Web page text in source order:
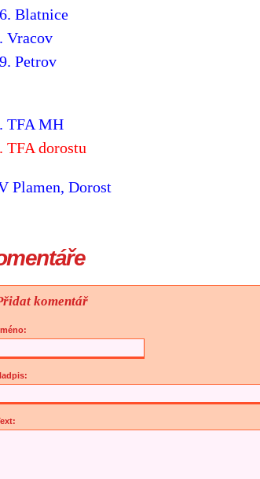
Blatnice
Vracov
Petrov
TFA MH
TFA dorostu
Plamen, Dorost
komentář